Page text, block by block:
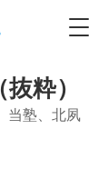
粋）
当塾、北夙